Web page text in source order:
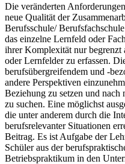
Die veränderten
neue Qualität der
Berufsschule/
das einzelne Lernfeld oder
ihrer Komplexität nur begrenzt
oder Lernfelder zu erfassen.
berufsübergreifendem und -
andere Perspektiven
Beziehung zu setzen und nach
zu suchen. Eine möglichst
die unter anderem durch die
berufsrelevanter Situationen
Beitrag. Es ist Aufgabe der
Schüler aus der
Betriebspraktikum in den